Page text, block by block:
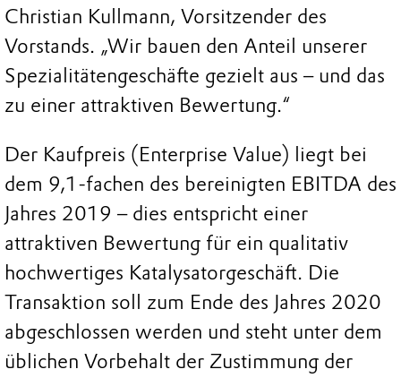
Christian Kullmann, Vorsitzender des
Vorstands. „Wir bauen den Anteil unserer
Spezialitätengeschäfte gezielt aus – und das
zu einer attraktiven Bewertung.“
Der Kaufpreis (Enterprise Value) liegt bei
dem 9,1-fachen des bereinigten EBITDA des
Jahres 2019 – dies entspricht einer
attraktiven Bewertung für ein qualitativ
hochwertiges Katalysatorgeschäft. Die
Transaktion soll zum Ende des Jahres 2020
abgeschlossen werden und steht unter dem
üblichen Vorbehalt der Zustimmung der